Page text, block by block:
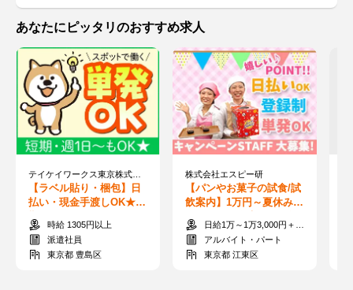
あなたにピッタリのおすすめ求人
【ラベル貼り・梱包】日
払い・現金手渡しOK★短
期・単発・週1日～♪WEB
面接◎時給 1305円以上
派遣社員
東京都 豊島区
株式会社エスピー研
【パンやお菓子の試食/試
飲案内】1万円～夏休みの
単発バイト★未経験＆年
齢不問★日払いOK
日給1万～1万3,000円＋交通費全額支給
アルバイト・パート
東京都 江東区